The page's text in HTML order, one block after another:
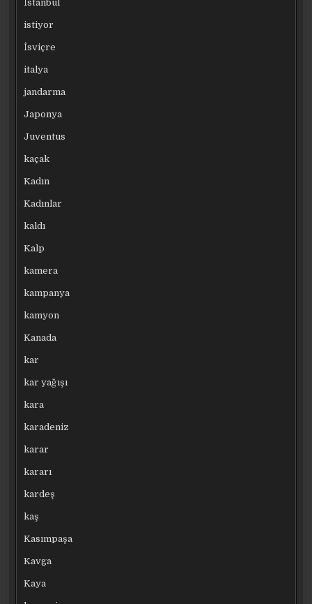
İstanbul
istiyor
İsviçre
italya
jandarma
Japonya
Juventus
kaçak
Kadın
Kadınlar
kaldı
Kalp
kamera
kampanya
kamyon
Kanada
kar
kar yağışı
kara
karadeniz
karar
kararı
kardeş
kaş
Kasımpaşa
Kavga
Kaya